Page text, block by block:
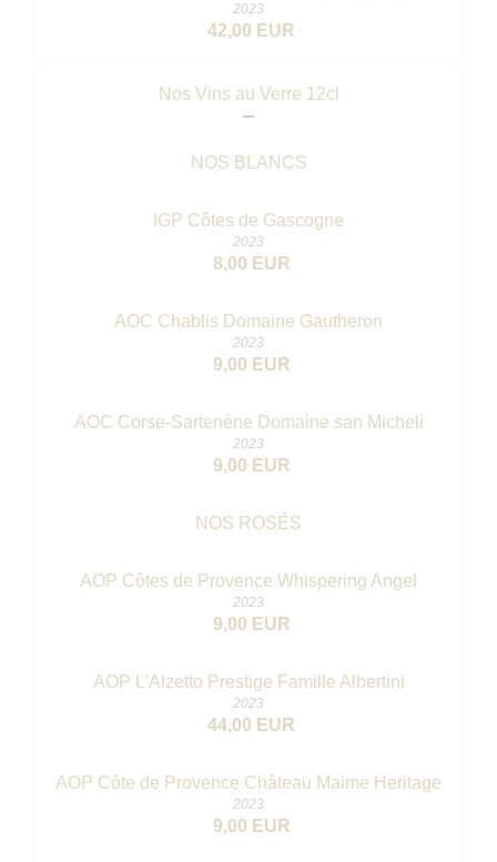
2023
42,00 EUR
Nos Vins au Verre 12cl
NOS BLANCS
IGP Côtes de Gascogne
2023
8,00 EUR
AOC Chablis Domaine Gautheron
2023
9,00 EUR
AOC Corse-Sartenène Domaine san Micheli
2023
9,00 EUR
NOS ROSÉS
AOP Côtes de Provence Whispering Angel
2023
9,00 EUR
AOP L'Alzetto Prestige Famille Albertini
2023
44,00 EUR
AOP Côte de Provence Château Maime Heritage
2023
9,00 EUR